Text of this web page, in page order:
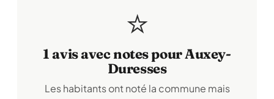
⭐
1 avis avec notes pour Auxey-
Duresses
Les habitants ont noté la commune mais